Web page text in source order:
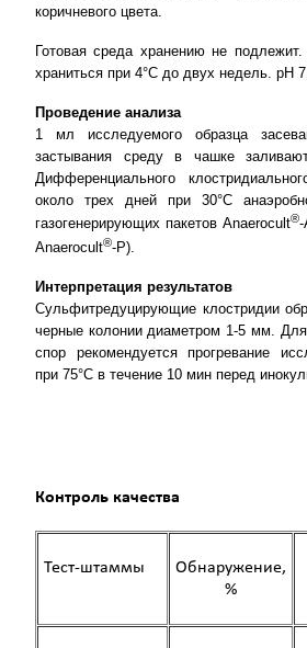
коричневого цвета.
Готовая среда хранению не
храниться при 4°С до двух недель. рН
Проведение анализа
1 мл исследуемого образца
застывания среду в чашке
Дифференциального
около трех дней при 30°С
газогенерирующих пакетов Anaerocult®-
Anaerocult®-P).
Интерпретация результатов
Сульфитредуцирующие клостридии
черные колонии диаметром 1-5 мм.
спор рекомендуется прогревание
при 75°С в течение 10 мин перед
Контроль качества
Тест-штаммы
Обнаружение,
%